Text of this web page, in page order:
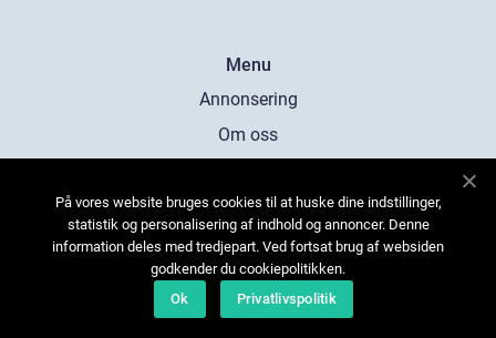
Menu
Annonsering
Om oss
Kontakta oss
Sitemap
På vores website bruges cookies til at huske dine indstillinger,
statistik og personalisering af indhold og annoncer. Denne
information deles med tredjepart. Ved fortsat brug af websiden
godkender du cookiepolitikken.
Ok
Privatlivspolitik